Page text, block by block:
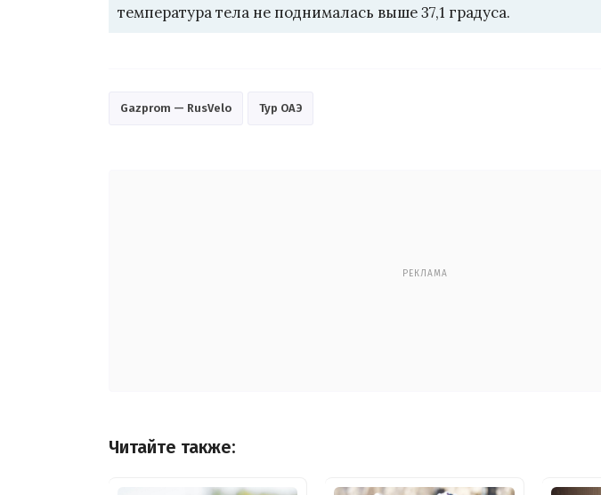
температура тела не поднималась выше 37,1 градуса.
Gazprom — RusVelo Тур ОАЭ
РЕКЛАМА
Читайте также: